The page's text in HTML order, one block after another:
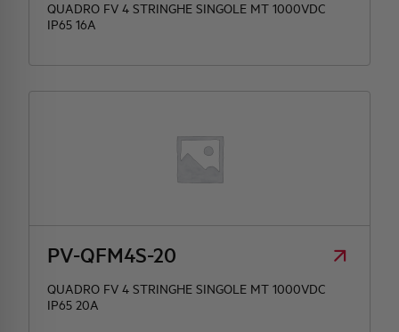
QUADRO FV 4 STRINGHE SINGOLE MT 1000VDC
IP65 16A
PV-QFM4S-20
QUADRO FV 4 STRINGHE SINGOLE MT 1000VDC
IP65 20A